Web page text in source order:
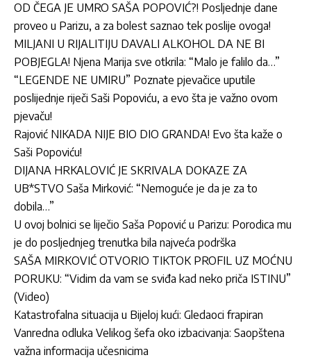
OD ČEGA JE UMRO SAŠA POPOVIĆ?! Posljednje dane
proveo u Parizu, a za bolest saznao tek poslije ovoga!
MILJANI U RIJALITIJU DAVALI ALKOHOL DA NE BI
POBJEGLA! Njena Marija sve otkrila: “Malo je falilo da…”
“LEGENDE NE UMIRU” Poznate pjevačice uputile
poslijednje riječi Saši Popoviću, a evo šta je važno ovom
pjevaču!
Rajović NIKADA NIJE BIO DIO GRANDA! Evo šta kaže o
Saši Popoviću!
DIJANA HRKALOVIĆ JE SKRIVALA DOKAZE ZA
UB*STVO Saša Mirković: “Nemoguće je da je za to
dobila…”
U ovoj bolnici se liječio Saša Popović u Parizu: Porodica mu
je do posljednjeg trenutka bila najveća podrška
SAŠA MIRKOVIĆ OTVORIO TIKTOK PROFIL UZ MOĆNU
PORUKU: “Vidim da vam se sviđa kad neko priča ISTINU”
(Video)
Katastrofalna situacija u Bijeloj kući: Gledaoci frapiran
Vanredna odluka Velikog šefa oko izbacivanja: Saopštena
važna informacija učesnicima